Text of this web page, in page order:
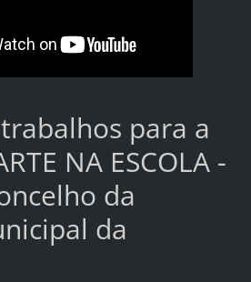
para a
NA ESCOLA -
da
da